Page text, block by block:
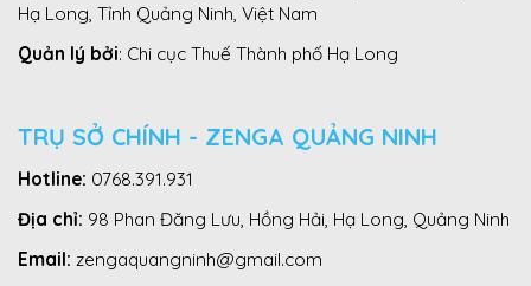
Hạ Long, Tỉnh Quảng Ninh, Việt Nam
Quản lý bởi: Chi cục Thuế Thành phố Hạ Long
TRỤ SỞ CHÍNH - ZENGA QUẢNG NINH
Hotline: 0768.391.931
Địa chỉ: 98 Phan Đăng Lưu, Hồng Hải, Hạ Long, Quảng Ninh
Email: zengaquangninh@gmail.com